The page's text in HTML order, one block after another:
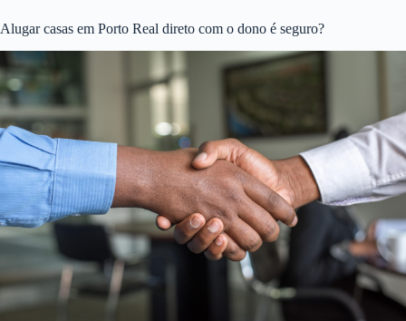
Alugar casas em Porto Real direto com o dono é seguro?